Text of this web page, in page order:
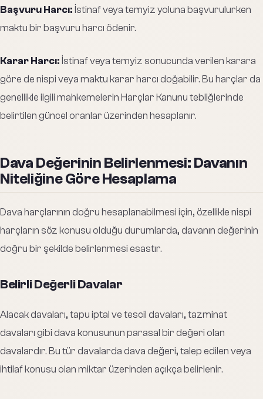
Başvuru Harcı: İstinaf veya temyiz yoluna başvurulurken
maktu bir başvuru harcı ödenir.
Karar Harcı: İstinaf veya temyiz sonucunda verilen karara
göre de nispi veya maktu karar harcı doğabilir. Bu harçlar da
genellikle ilgili mahkemelerin Harçlar Kanunu tebliğlerinde
belirtilen güncel oranlar üzerinden hesaplanır.
Dava Değerinin Belirlenmesi: Davanın
Niteliğine Göre Hesaplama
Dava harçlarının doğru hesaplanabilmesi için, özellikle nispi
harçların söz konusu olduğu durumlarda, davanın değerinin
doğru bir şekilde belirlenmesi esastır.
Belirli Değerli Davalar
Alacak davaları, tapu iptal ve tescil davaları, tazminat
davaları gibi dava konusunun parasal bir değeri olan
davalardır. Bu tür davalarda dava değeri, talep edilen veya
ihtilaf konusu olan miktar üzerinden açıkça belirlenir.